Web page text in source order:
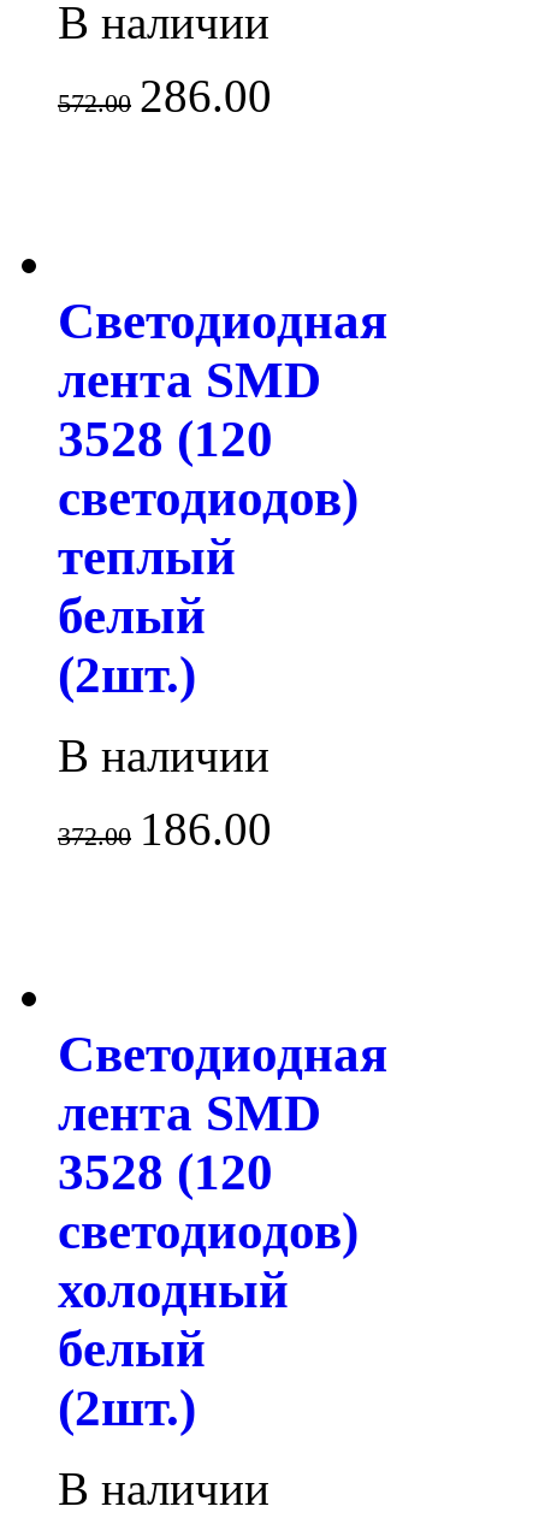
В наличии
572.00 286.00
Светодиодная
лента SMD
3528 (120
светодиодов)
теплый
белый
(2шт.)
В наличии
372.00 186.00
Светодиодная
лента SMD
3528 (120
светодиодов)
холодный
белый
(2шт.)
В наличии